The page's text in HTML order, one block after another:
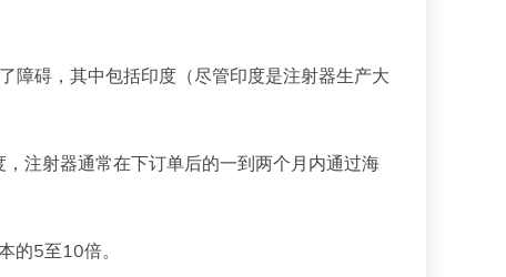
障碍，其中包括印度（尽管印度是注射器生产大
注射器通常在下订单后的一到两个月内通过海
的5至10倍。